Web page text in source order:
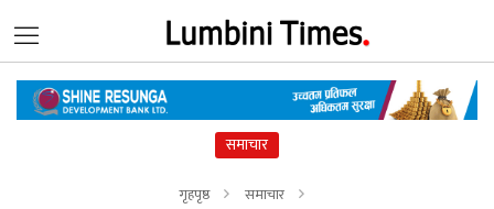
समाचार
गृहपृष्ठ
समाचार